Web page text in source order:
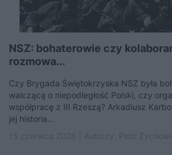
NSZ: bohaterowie czy
rozmowa...
Czy Brygada Świętokrzyska NSZ była
walczącą o niepodległość Polski, czy
współpracę z III Rzeszą? Arkadiusz
jej historia...